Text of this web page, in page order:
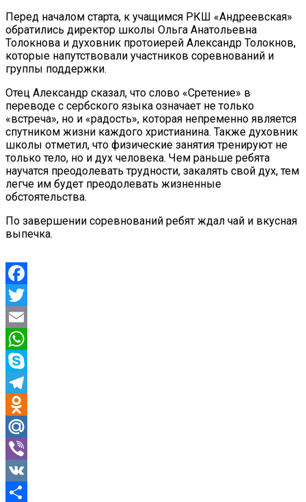
Перед началом старта, к учащимся РКШ «Андреевская»
обратились директор школы Ольга Анатольевна
Толокнова и духовник протоиерей Александр Толокнов,
которые напутствовали участников соревнований и
группы поддержки.
Отец Александр сказал, что слово «Сретение» в
переводе с сербского языка означает не только
«встреча», но и «радость», которая непременно является
спутником жизни каждого христианина. Также духовник
школы отметил, что физические занятия тренируют не
только тело, но и дух человека. Чем раньше ребята
научатся преодолевать трудности, закалять свой дух, тем
легче им будет преодолевать жизненные
обстоятельства.
По завершении соревнований ребят ждал чай и вкусная
выпечка.
Facebook
Twitter
Email
WhatsApp
Skype
Telegram
Odnoklassniki
Mail.Ru
Viber
VK